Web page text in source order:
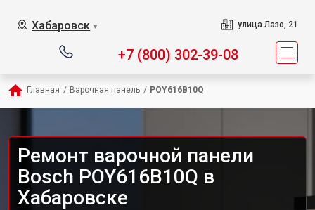
Хабаровск ▼ улица Лазо, 21
+7 (800) 302-39-08
Главная / Варочная панель / POY616B10Q
Ремонт варочной панели
Bosch POY616B10Q в
Хабаровске